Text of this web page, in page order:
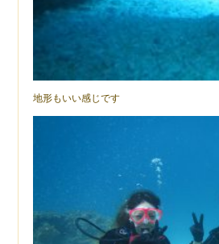
地形もいい感じです